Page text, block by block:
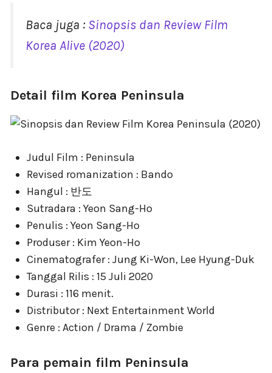
Baca juga : Sinopsis dan Review Film
Korea Alive (2020)
Detail film Korea Peninsula
Judul Film : Peninsula
Revised romanization : Bando
Hangul : 반도
Sutradara : Yeon Sang-Ho
Penulis : Yeon Sang-Ho
Produser : Kim Yeon-Ho
Cinematografer : Jung Ki-Won, Lee Hyung-Duk
Tanggal Rilis : 15 Juli 2020
Durasi : 116 menit.
Distributor : Next Entertainment World
Genre : Action / Drama / Zombie
Para pemain film Peninsula